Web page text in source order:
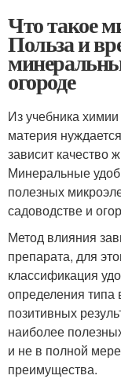
Что такое
Польза и
огороде
Из учебника
материя
зависит качество
Минеральные
полезных
садоводстве и
Метод влияния
препарата, для
классификация
определения
позитивных
наиболее
и не в полной
преимущества.